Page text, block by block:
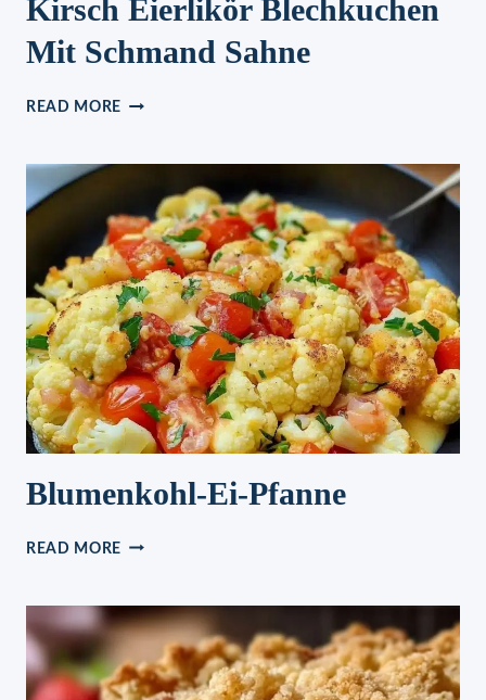
Kirsch Eierlikör Blechkuchen
Mit Schmand Sahne
READ MORE KIRSCH
SCHMAND
SAHNE
Blumenkohl-Ei-Pfanne
READ MORE BLUMENKOHL-